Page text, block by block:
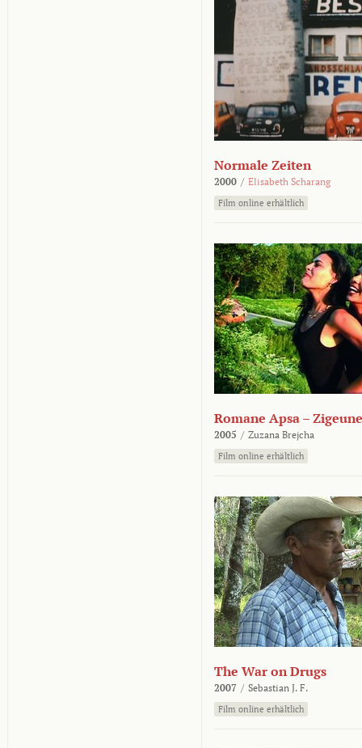
Normale Zeiten
2000 / Elisabeth Scharang
Film online erhältlich
Romane Apsa –
2005 / Zuzana Brejcha
Film online erhältlich
The War on Drugs
2007 / Sebastian J. F.
Film online erhältlich